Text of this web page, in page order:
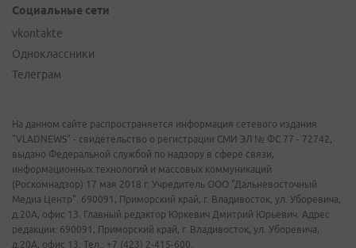
Социальные сети
vkontakte
Одноклассники
Телеграм
На данном сайте распространяется информация сетевого издания
"VLADNEWS" - свидетельство о регистрации СМИ ЭЛ № ФС 77 - 72742,
выдано Федеральной службой по надзору в сфере связи,
информационных технологий и массовых коммуникаций
(Роскомнадзор) 17 мая 2018 г. Учредитель ООО "Дальневосточный
Медиа Центр". 690091, Приморский край, г. Владивосток, ул. Уборевича,
д.20А, офис 13. Главный редактор Юркевич Дмитрий Юрьевич. Адрес
редакции: 690091, Приморский край, г. Владивосток, ул. Уборевича,
д.20А, офис 13. Тел.: +7 (423) 2-415-600.